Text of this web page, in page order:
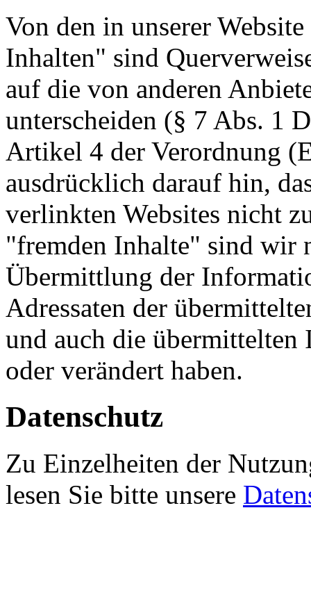
Von den in unserer
Inhalten" sind
auf die von anderen
unterscheiden (§ 7 Abs. 1
Artikel 4 der Verordnung
ausdrücklich darauf hin,
verlinkten Websites nicht
"fremden Inhalte" sind wir
Übermittlung der
Adressaten der
und auch die
oder verändert haben.
Datenschutz
Zu Einzelheiten der
lesen Sie bitte unsere